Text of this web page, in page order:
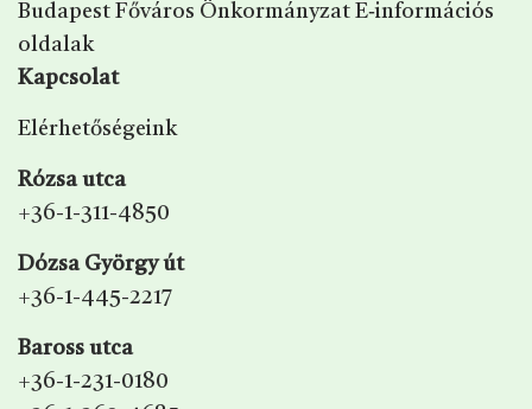
Budapest Főváros Önkormányzat E‑információs
oldalak
Kapcsolat
Elérhetőségeink
Rózsa utca
+36-1-311-4850
Dózsa György út
+36-1-445-2217
Baross utca
+36-1-231-0180